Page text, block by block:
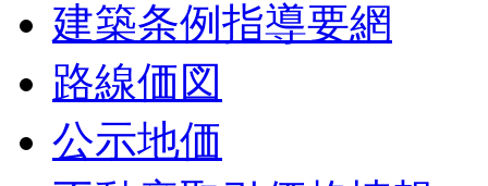
建築条例指導要網
路線価図
公示地価